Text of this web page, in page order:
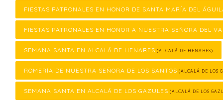
FIESTAS PATRONALES EN HONOR DE SANTA MARÍA DEL
FIESTAS PATRONALES EN HONOR A NUESTRA SEÑORA DEL
SEMANA SANTA EN ALCALÁ DE HENARES (ALCALÁ DE HENARES)
ROMERÍA DE NUESTRA SEÑORA DE LOS SANTOS (ALCALÁ DE LOS
SEMANA SANTA EN ALCALÁ DE LOS GAZULES (ALCALÁ DE LOS